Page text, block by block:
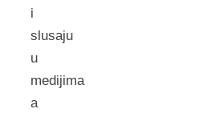
i
slusaju
u
medijima
a